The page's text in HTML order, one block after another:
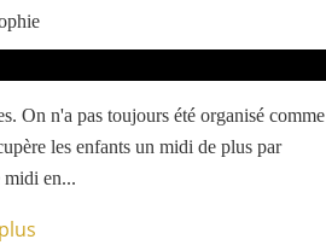
On n'a pas toujours été organisé comme
les enfants un midi de plus par
midi en...